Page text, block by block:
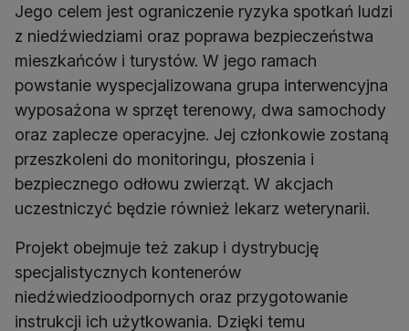
Jego celem jest ograniczenie ryzyka spotkań ludzi
z niedźwiedziami oraz poprawa bezpieczeństwa
mieszkańców i turystów. W jego ramach
powstanie wyspecjalizowana grupa interwencyjna
wyposażona w sprzęt terenowy, dwa samochody
oraz zaplecze operacyjne. Jej członkowie zostaną
przeszkoleni do monitoringu, płoszenia i
bezpiecznego odłowu zwierząt. W akcjach
uczestniczyć będzie również lekarz weterynarii.
Projekt obejmuje też zakup i dystrybucję
specjalistycznych kontenerów
niedźwiedzioodpornych oraz przygotowanie
instrukcji ich użytkowania. Dzięki temu